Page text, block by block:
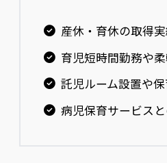
産休・育休の取得
育児短時間勤務や
託児ルーム設置や
病児保育サービス